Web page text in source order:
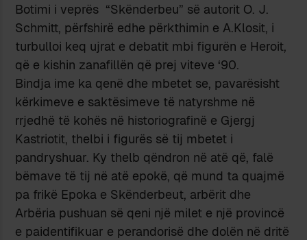
Botimi i veprës “Skënderbeu” së autorit O. J.
Schmitt, përfshirë edhe përkthimin e A.Klosit, i
turbulloi keq ujrat e debatit mbi figurën e Heroit,
që e kishin zanafillën që prej viteve ‘90.
Bindja ime ka qenë dhe mbetet se, pavarësisht
kërkimeve e saktësimeve të natyrshme në
rrjedhë të kohës në historiografinë e Gjergj
Kastriotit, thelbi i figurës së tij mbetet i
pandryshuar. Ky thelb qëndron në atë që, falë
bëmave të tij në atë epokë, që mund ta quajmë
pa frikë Epoka e Skënderbeut, arbërit dhe
Arbëria pushuan së qeni një milet e një provincë
e paidentifikuar e perandorisë dhe dolën në dritë